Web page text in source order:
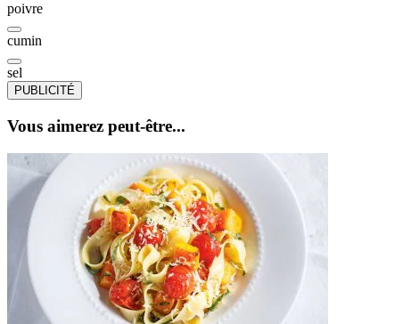
poivre
cumin
sel
PUBLICITÉ
Vous aimerez peut-être...